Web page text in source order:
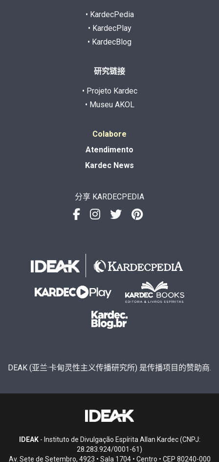
• KardecPedia
• KardecPlay
• KardecBlog
研究链接
• Projeto Kardec
• Museu AKOL
Colabore
Atendimento
Kardec News
分享 KARDECPEDIA
DEAK (亚兰·卡甸灵性主义传播研究所) 是传播项目的赞助商.
IDEAK- Instituto de Divulgação Espírita Allan Kardec (CNPJ:
28.283.924/0001-61)
Av. Sete de Setembro, 4923 • Sala 1704 • Centro • CEP 80240-000